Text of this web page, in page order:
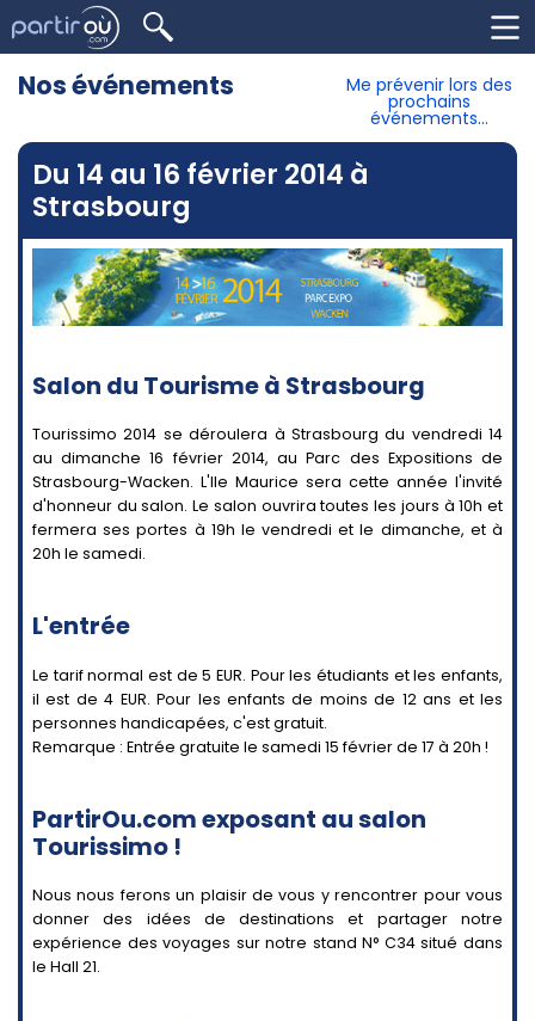
Me prévenir lors des
prochains
événements...
Nos événements
Du 14 au 16 février 2014 à
Strasbourg
Salon du Tourisme à Strasbourg
Tourissimo 2014 se déroulera à Strasbourg du vendredi 14
au dimanche 16 février 2014, au Parc des Expositions de
Strasbourg-Wacken. L'Ile Maurice sera cette année l'invité
d'honneur du salon. Le salon ouvrira toutes les jours à 10h et
fermera ses portes à 19h le vendredi et le dimanche, et à
20h le samedi.
L'entrée
Le tarif normal est de 5 EUR. Pour les étudiants et les enfants,
il est de 4 EUR. Pour les enfants de moins de 12 ans et les
personnes handicapées, c'est gratuit.
Remarque : Entrée gratuite le samedi 15 février de 17 à 20h !
PartirOu.com exposant au salon
Tourissimo !
Nous nous ferons un plaisir de vous y rencontrer pour vous
donner des idées de destinations et partager notre
expérience des voyages sur notre stand N° C34 situé dans
le Hall 21.